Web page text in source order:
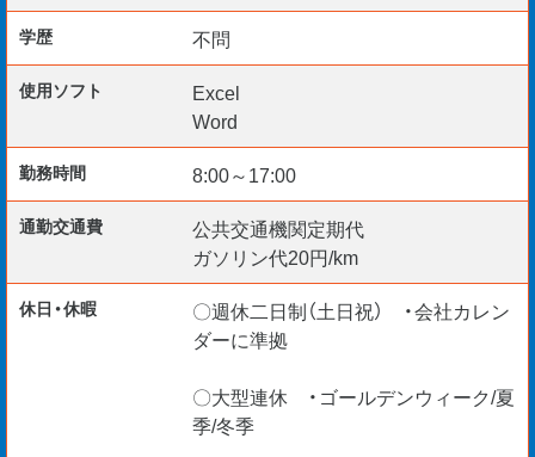
＊入社日柔軟に対応
＊給与仮払い制度あり
＊ご経験・スキルを最大考慮
＊リモート面談随時実施中
【海外エンジニア応援】
＊Construction Manager
＊BIM Manager
＊CAD Operators etc.
VISA更新サポートいたします。
現在、外国籍の社員が100 名以上在籍。
安心して活躍できますよ！
学歴 不問
使用ソフト
Excel
Word
勤務時間 8:00～17:00
通勤交通費
公共交通機関定期代
ガソリン代20円/km
休日・休暇
〇週休二日制（土日祝） ・会社カレン
ダーに準拠
〇大型連休 ・ゴールデンウィーク/夏
季/冬季